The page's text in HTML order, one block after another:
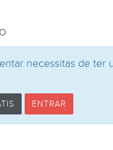
necessitas de
ENTRAR